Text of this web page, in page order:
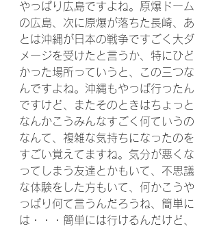
やっぱり広島ですよね。原爆ドーム
の広島、次に原爆が落ちた長崎、あ
とは沖縄が日本の戦争ですごく大ダ
メージを受けたと言うか、特にひど
かった場所っていうと、この三つな
んですよね。沖縄もやっぱ行ったん
ですけど、またそのときはちょっと
なんかこうみんなすごく何ていうの
なんて、複雑な気持ちになったのを
すごい覚えてますね。気分が悪くな
ってしまう友達とかもいて、不思議
な体験をした方もいて、何かこうや
っぱり何て言うんだろうね、簡単に
は・・・簡単には行けるんだけど、